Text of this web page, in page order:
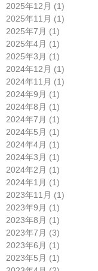
2025年12月 (1)
2025年11月 (1)
2025年7月 (1)
2025年4月 (1)
2025年3月 (1)
2024年12月 (1)
2024年11月 (1)
2024年9月 (1)
2024年8月 (1)
2024年7月 (1)
2024年5月 (1)
2024年4月 (1)
2024年3月 (1)
2024年2月 (1)
2024年1月 (1)
2023年11月 (1)
2023年9月 (1)
2023年8月 (1)
2023年7月 (3)
2023年6月 (1)
2023年5月 (1)